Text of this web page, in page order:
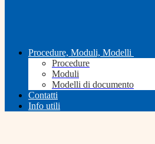
Procedure, Moduli, Modelli
Procedure
Moduli
Modelli di documento
Contatti
Info utili